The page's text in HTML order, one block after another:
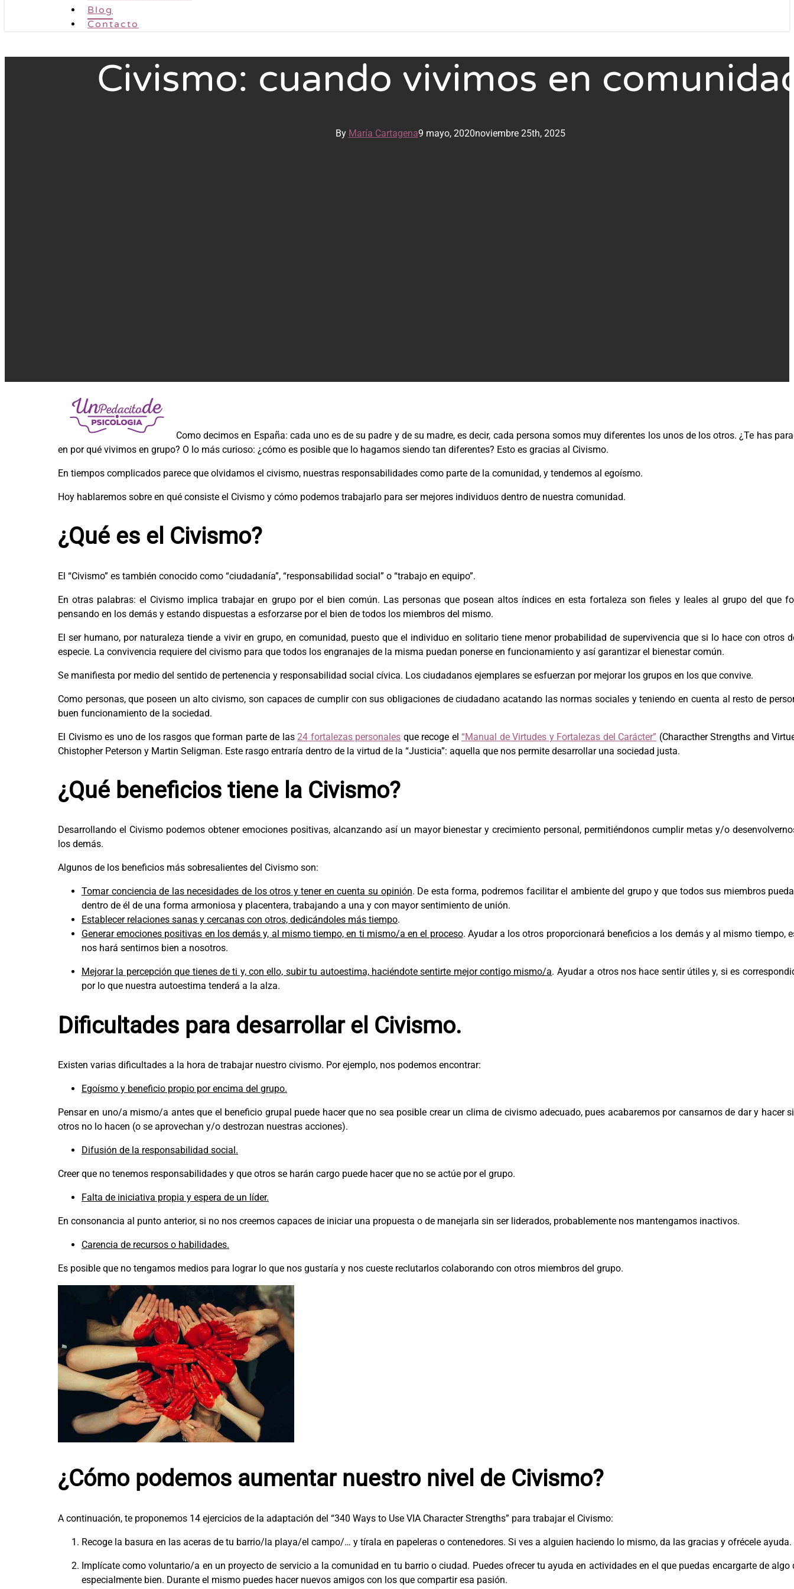
Blog
Contacto
Civismo: cuando vivimos en
By María Cartagena9 mayo, 2020noviembre 25th, 2025
Como decimos en España: cada uno es de su padre y de su madre, es decir, cada persona somos muy diferentes los unos de los otros. ¿Te has
en por qué vivimos en grupo? O lo más curioso: ¿cómo es posible que lo hagamos siendo tan diferentes? Esto es gracias al Civismo.
En tiempos complicados parece que olvidamos el civismo, nuestras responsabilidades como parte de la comunidad, y tendemos al egoísmo.
Hoy hablaremos sobre en qué consiste el Civismo y cómo podemos trabajarlo para ser mejores individuos dentro de nuestra comunidad.
¿Qué es el Civismo?
El “Civismo” es también conocido como “ciudadanía”, “responsabilidad social” o “trabajo en equipo”.
En otras palabras: el Civismo implica trabajar en grupo por el bien común. Las personas que posean altos índices en esta fortaleza son fieles y leales al grupo del que
pensando en los demás y estando dispuestas a esforzarse por el bien de todos los miembros del mismo.
El ser humano, por naturaleza tiende a vivir en grupo, en comunidad, puesto que el individuo en solitario tiene menor probabilidad de supervivencia que si lo hace con otros
especie. La convivencia requiere del civismo para que todos los engranajes de la misma puedan ponerse en funcionamiento y así garantizar el bienestar común.
Se manifiesta por medio del sentido de pertenencia y responsabilidad social cívica. Los ciudadanos ejemplares se esfuerzan por mejorar los grupos en los que convive.
Como personas, que poseen un alto civismo, son capaces de cumplir con sus obligaciones de ciudadano acatando las normas sociales y teniendo en cuenta al resto de
buen funcionamiento de la sociedad.
El Civismo es uno de los rasgos que forman parte de las 24 fortalezas personales que recoge el “Manual de Virtudes y Fortalezas del Carácter” (Characther Strengths and
Chistopher Peterson y Martin Seligman. Este rasgo entraría dentro de la virtud de la “Justicia”: aquella que nos permite desarrollar una sociedad justa.
¿Qué beneficios tiene la Civismo?
Desarrollando el Civismo podemos obtener emociones positivas, alcanzando así un mayor bienestar y crecimiento personal, permitiéndonos cumplir metas y/o
los demás.
Algunos de los beneficios más sobresalientes del Civismo son:
Tomar conciencia de las necesidades de los otros y tener en cuenta su opinión. De esta forma, podremos facilitar el ambiente del grupo y que todos sus miembros
dentro de él de una forma armoniosa y placentera, trabajando a una y con mayor sentimiento de unión.
Establecer relaciones sanas y cercanas con otros, dedicándoles más tiempo.
Generar emociones positivas en los demás y, al mismo tiempo, en ti mismo/a en el proceso. Ayudar a los otros proporcionará beneficios a los demás y al mismo tiempo,
nos hará sentirnos bien a nosotros.
Mejorar la percepción que tienes de ti y, con ello, subir tu autoestima, haciéndote sentirte mejor contigo mismo/a. Ayudar a otros nos hace sentir útiles y, si es
por lo que nuestra autoestima tenderá a la alza.
Dificultades para desarrollar el Civismo.
Existen varias dificultades a la hora de trabajar nuestro civismo. Por ejemplo, nos podemos encontrar:
Egoísmo y beneficio propio por encima del grupo.
Pensar en uno/a mismo/a antes que el beneficio grupal puede hacer que no sea posible crear un clima de civismo adecuado, pues acabaremos por cansarnos de dar y hacer
otros no lo hacen (o se aprovechan y/o destrozan nuestras acciones).
Difusión de la responsabilidad social.
Creer que no tenemos responsabilidades y que otros se harán cargo puede hacer que no se actúe por el grupo.
Falta de iniciativa propia y espera de un líder.
En consonancia al punto anterior, si no nos creemos capaces de iniciar una propuesta o de manejarla sin ser liderados, probablemente nos mantengamos inactivos.
Carencia de recursos o habilidades.
Es posible que no tengamos medios para lograr lo que nos gustaría y nos cueste reclutarlos colaborando con otros miembros del grupo.
¿Cómo podemos aumentar nuestro nivel de Civismo?
A continuación, te proponemos 14 ejercicios de la adaptación del “340 Ways to Use VIA Character Strengths” para trabajar el Civismo:
Recoge la basura en las aceras de tu barrio/la playa/el campo/… y tírala en papeleras o contenedores. Si ves a alguien haciendo lo mismo, da las gracias y ofrécele ayuda.
Implícate como voluntario/a en un proyecto de servicio a la comunidad en tu barrio o ciudad. Puedes ofrecer tu ayuda en actividades en el que puedas encargarte de algo
especialmente bien. Durante el mismo puedes hacer nuevos amigos con los que compartir esa pasión.